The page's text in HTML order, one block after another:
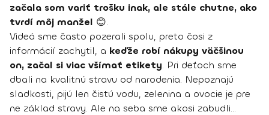
začala som variť trošku inak, ale stále chutne, ako
tvrdí môj manžel 😊.
Videá sme často pozerali spolu, preto čosi z
informácií zachytil, a keďže robí nákupy väčšinou
on, začal si viac všímať etikety. Pri deťoch sme
dbali na kvalitnú stravu od narodenia. Nepoznajú
sladkosti, pijú len čistú vodu, zelenina a ovocie je pre
ne základ stravy. Ale na seba sme akosi zabudli…